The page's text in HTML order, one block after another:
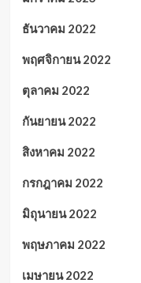
ธันวาคม 2022
พฤศจิกายน 2022
ตุลาคม 2022
กันยายน 2022
สิงหาคม 2022
กรกฎาคม 2022
มิถุนายน 2022
พฤษภาคม 2022
เมษายน 2022